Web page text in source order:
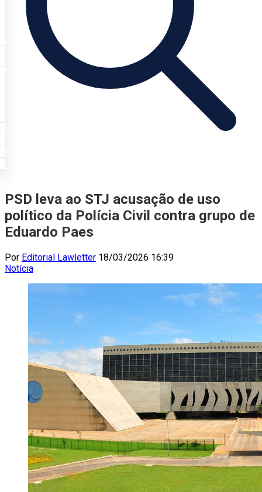
PSD leva ao STJ acusação de uso
político da Polícia Civil contra grupo de
Eduardo Paes
Por Editorial Lawletter 18/03/2026 16:39
Notícia